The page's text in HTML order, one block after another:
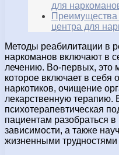
для
Преимущества
центра для
Методы реабилитации в
наркоманов включают в
лечению. Во-первых, это
которое включает в себя
наркотиков, очищение
лекарственную терапию.
психотерапевтическая
пациентам разобраться
зависимости, а также
жизненными трудностями